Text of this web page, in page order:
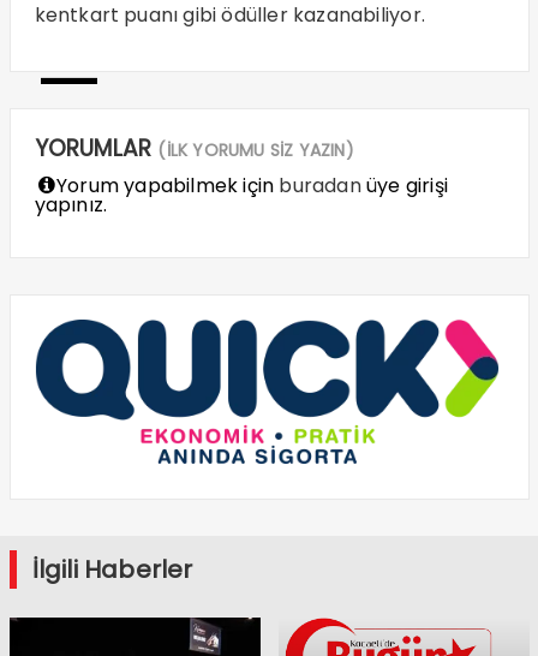
kentkart puanı gibi ödüller kazanabiliyor.
—
YORUMLAR (İLK YORUMU SİZ YAZIN)
Yorum yapabilmek için buradanüye girişi
yapınız.
İlgili Haberler